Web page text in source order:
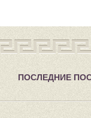
ПОСЛЕДНИЕ